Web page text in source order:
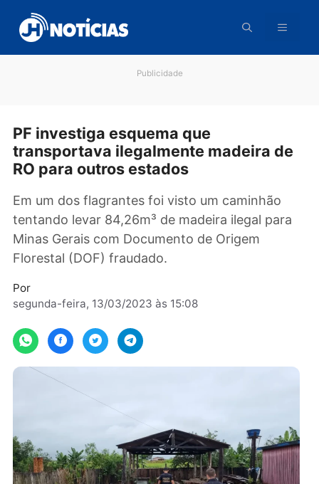
para
conteúdo
PF investiga esquema que
transportava ilegalmente madeira
Em um dos flagrantes foi visto um caminhão
tentando levar 84,26m³ de madeira ilegal
Minas Gerais com Documento de Origem
Florestal (DOF) fraudado.
segunda-feira, 13/03/2023 às 15:08